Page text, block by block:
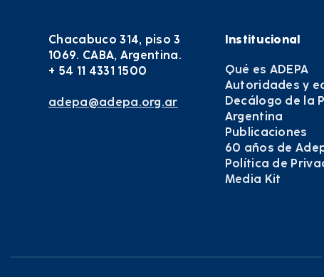
Chacabuco 314, piso 3
1069. CABA, Argentina.
+ 54 11 4331 1500
adepa@adepa.org.ar
Institucional
Qué es ADEPA
Autoridades y
Decálogo de la
Argentina
Publicaciones
60 años de
Política de
Media Kit